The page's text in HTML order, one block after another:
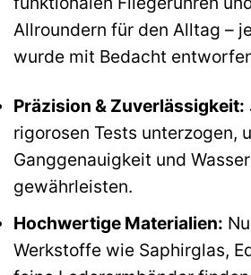
Allroundern für den Alltag –
wurde mit Bedacht
Präzision & Zuverlässigkeit:
rigorosen Tests unterzogen,
Ganggenauigkeit und
gewährleisten.
Hochwertige Materialien:
Werkstoffe wie Saphirglas,